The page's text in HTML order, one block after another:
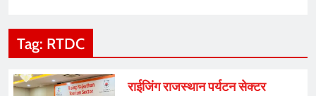
Tag: RTDC
राईजिंग राजस्थान पर्यटन सेक्टर